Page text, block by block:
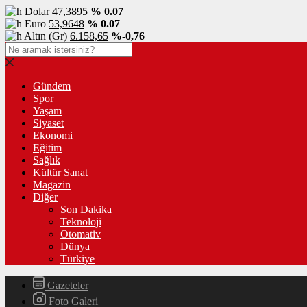
Dolar47,3895 % 0.07
Euro 53,9648 % 0.07
Altın (Gr) 6.158,65 %-0,76
Gündem
Spor
Yaşam
Siyaset
Ekonomi
Eğitim
Sağlık
Kültür Sanat
Magazin
Diğer
Son Dakika
Teknoloji
Otomativ
Dünya
Türkiye
Gazeteler
Foto Galeri